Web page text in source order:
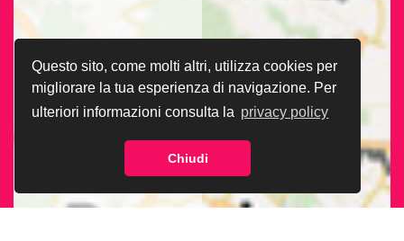
Questo sito, come molti altri, utilizza cookies per
migliorare la tua esperienza di navigazione. Per
ulteriori informazioni consulta la privacy policy
Chiudi